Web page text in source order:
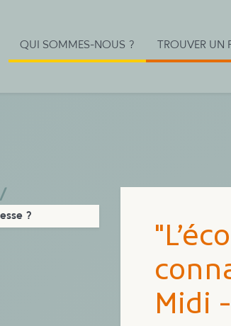
QUI SOMMES-NOUS ? TROUVER UN
Midi
/
?